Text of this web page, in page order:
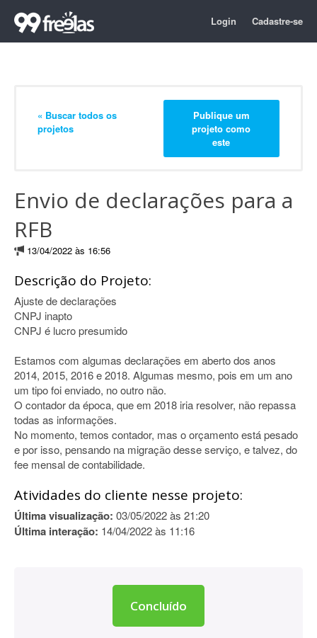
Login Cadastre-se
« Buscar todos os
projetos
Publique um
projeto como
este
Envio de declarações para a
RFB
13/04/2022 às 16:56
Descrição do Projeto:
Ajuste de declarações
CNPJ inapto
CNPJ é lucro presumido
Estamos com algumas declarações em aberto dos anos
2014, 2015, 2016 e 2018. Algumas mesmo, pois em um ano
um tipo foi enviado, no outro não.
O contador da época, que em 2018 iria resolver, não repassa
todas as informações.
No momento, temos contador, mas o orçamento está pesado
e por isso, pensando na migração desse serviço, e talvez, do
fee mensal de contabilidade.
Atividades do cliente nesse projeto:
Última visualização: 03/05/2022 às 21:20
Última interação: 14/04/2022 às 11:16
Concluído